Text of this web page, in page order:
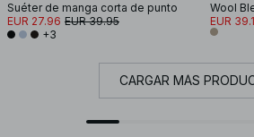
Suéter de manga corta de punto
EUR 27.96 EUR 39.95
+3
EUR
CARGAR MÁS